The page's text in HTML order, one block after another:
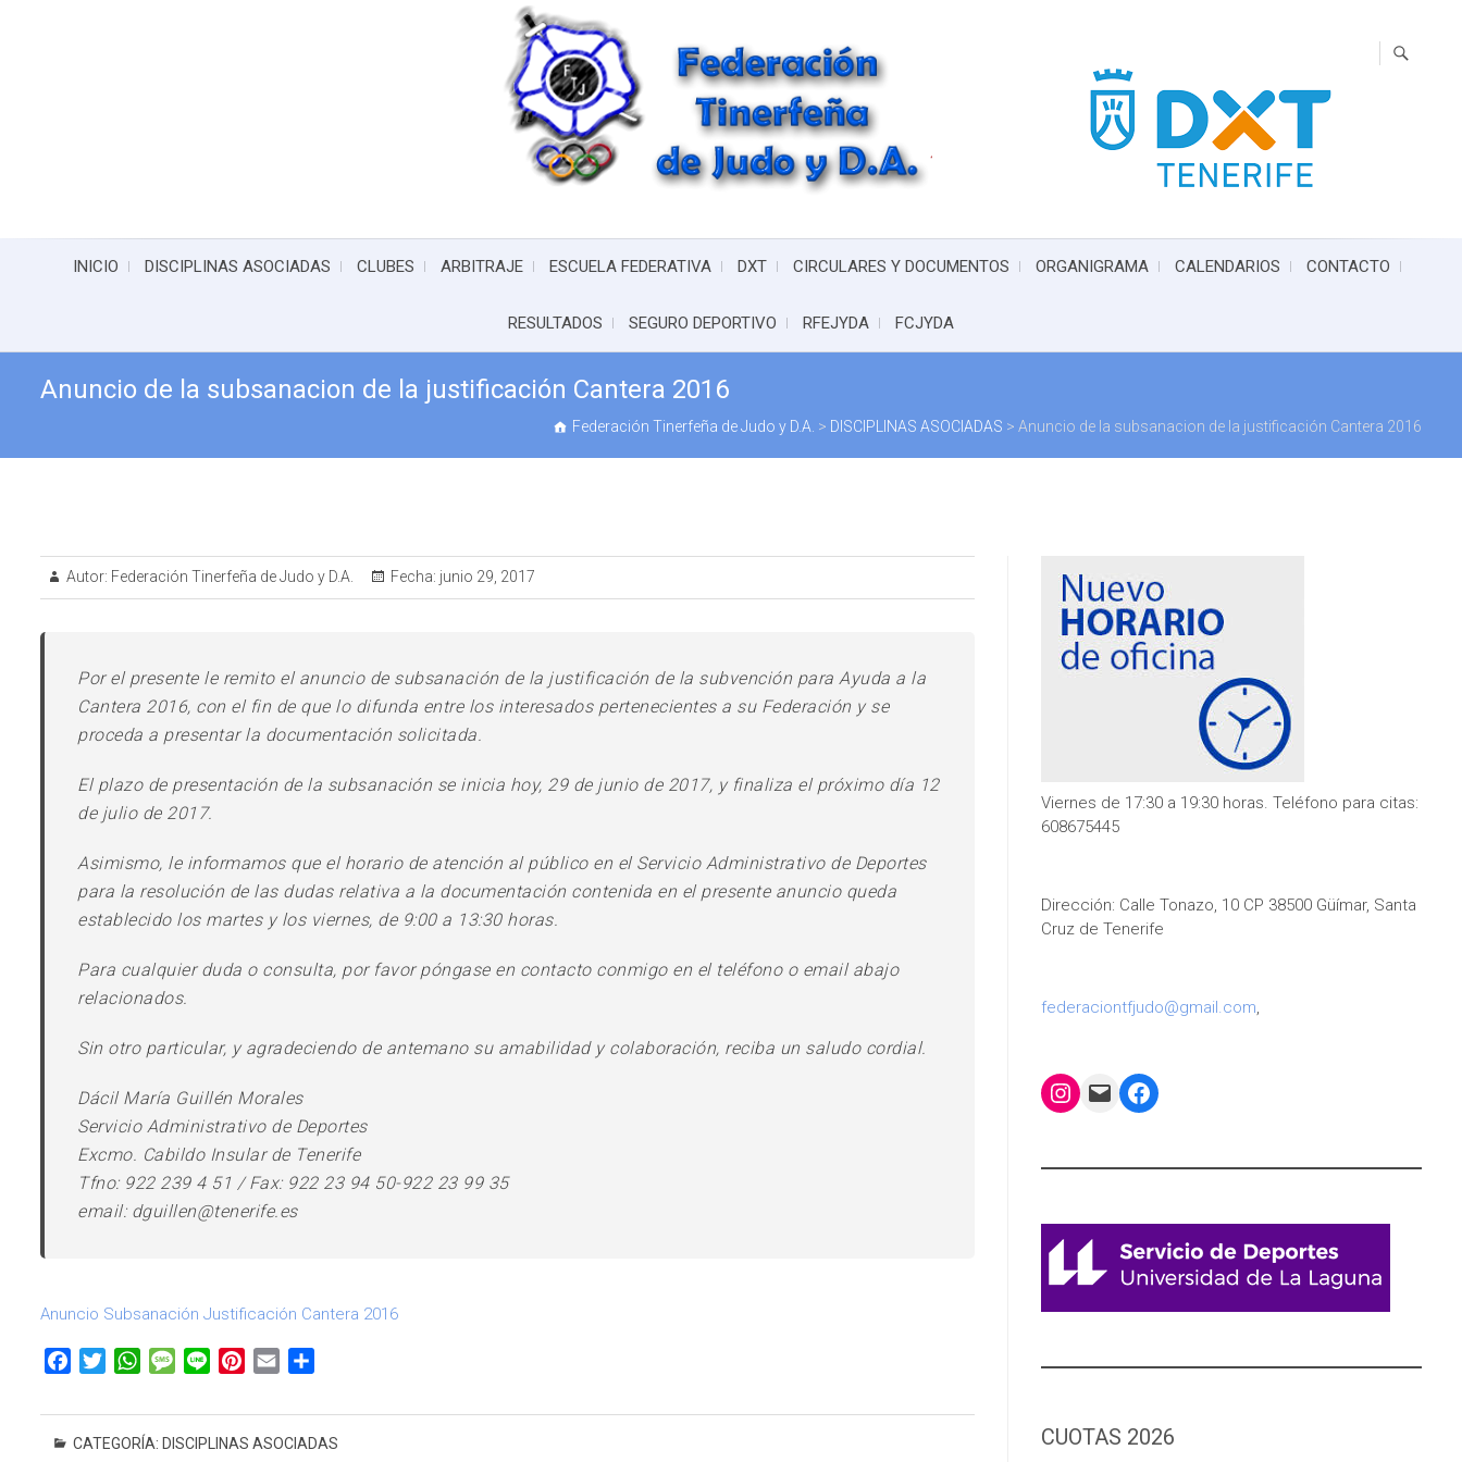
INICIO DISCIPLINAS ASOCIADAS CLUBES ARBITRAJE ESCUELA FEDERATIVA DXT CIRCULARES Y DOCUMENTOS ORGANIGRAMA CALENDARIOS CONTACTO
RESULTADOS SEGURO DEPORTIVO RFEJYDA FCJYDA
Anuncio de la subsanacion de la justificación Cantera 2016
Federación Tinerfeña de Judo y D.A. > DISCIPLINAS ASOCIADAS > Anuncio de la subsanacion de la justificación Cantera 2016
Autor: Federación Tinerfeña de Judo y D.A. Fecha: junio 29, 2017
Por el presente le remito el anuncio de subsanación de la justificación de la subvención para Ayuda a la
Cantera 2016, con el fin de que lo difunda entre los interesados pertenecientes a su Federación y se
proceda a presentar la documentación solicitada.
El plazo de presentación de la subsanación se inicia hoy, 29 de junio de 2017, y finaliza el próximo día 12
de julio de 2017.
Asimismo, le informamos que el horario de atención al público en el Servicio Administrativo de Deportes
para la resolución de las dudas relativa a la documentación contenida en el presente anuncio queda
establecido los martes y los viernes, de 9:00 a 13:30 horas.
Para cualquier duda o consulta, por favor póngase en contacto conmigo en el teléfono o email abajo
relacionados.
Sin otro particular, y agradeciendo de antemano su amabilidad y colaboración, reciba un saludo cordial.
Dácil María Guillén Morales
Servicio Administrativo de Deportes
Excmo. Cabildo Insular de Tenerife
Tfno: 922 239 4 51 / Fax: 922 23 94 50-922 23 99 35
email: dguillen@tenerife.es
Anuncio Subsanación Justificación Cantera 2016
c
e
i
t
W
a
t
M
s
s
n
e
n
t
a
i
m
p
CATEGORÍA: DISCIPLINAS ASOCIADAS
Viernes de 17:30 a 19:30 horas. Teléfono para citas:
608675445
Dirección: Calle Tonazo, 10 CP 38500 Güímar, Santa
Cruz de Tenerife
federaciontfjudo@gmail.com
Instagram
MailFacebook
CUOTAS 2026